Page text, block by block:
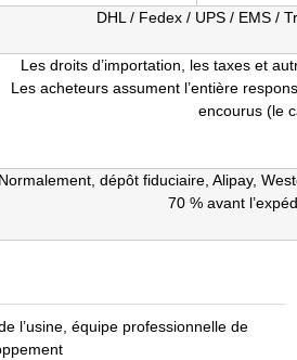
DHL / Fedex / UPS / EMS /
Les droits d’importation, les taxes et
Les acheteurs assument l’entière
encourus (le
Normalement, dépôt fiduciaire, Alipay,
70 % avant
l’usine, équipe professionnelle de